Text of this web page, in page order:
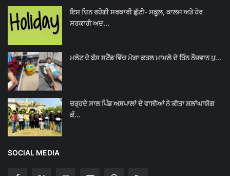
ਇਸ ਦਿਨ ਰਹੇਗੀ ਸਰਕਾਰੀ ਛੁੱਟੀ- ਸਕੂਲ, ਕਾਲਜ ਅਤੇ ਹੋਰ
ਸਰਕਾਰੀ ਅਦ...
ਮਲੋਟ ਦੇ ਬੱਸ ਸਟੈਂਡ ਵਿੱਚ ਮੋਗਾ ਕਤਲ ਮਾਮਲੇ ਦੇ ਤਿੰਨ ਨੌਜਵਾਨ ਪੁ...
ਚੜ੍ਹਦੇ ਸਾਲ ਪਿੰਡ ਅਸਪਾਲਾਂ ਦੇ ਵਾਸੀਆਂ ਨੇ ਕੀਤਾ ਸ਼ਲਾਂਘਾਯੋਗ
ਕੰ...
SOCIAL MEDIA